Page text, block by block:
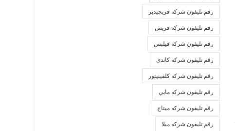
رقم تليفون شركه فريجيدير
رقم تليفون شركه فريش
رقم تليفون شركه فيلبس
رقم تليفون شركه كاندي
رقم تليفون شركه كلفينيتور
رقم تليفون شركه مابي
رقم تليفون شركه ميتاج
رقم تليفون شركه ميلا